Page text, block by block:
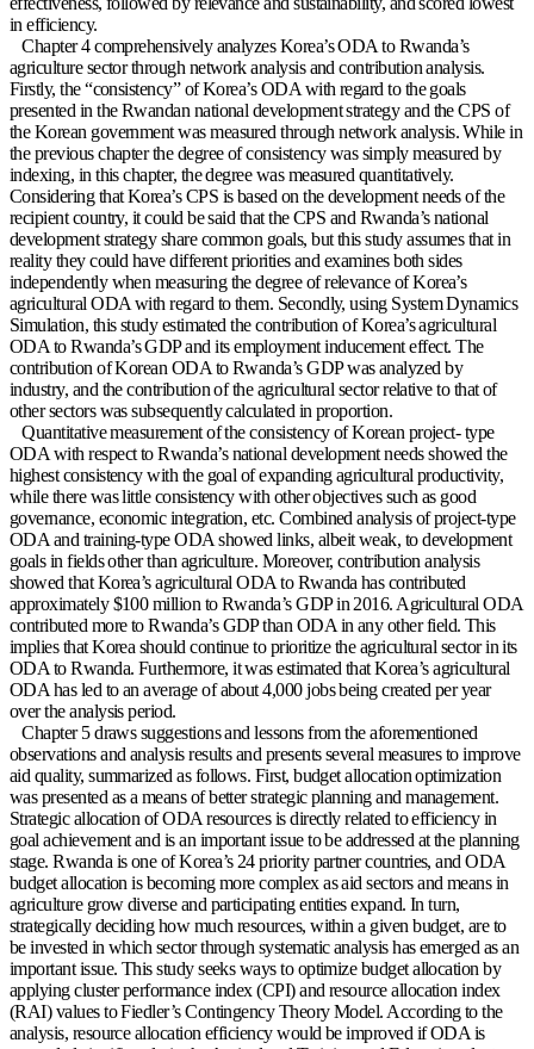
in efficiency.
Chapter 4 comprehensively analyzes Korea’s ODA to Rwanda’s
agriculture sector through network analysis and contribution analysis.
Firstly, the “consistency” of Korea’s ODA with regard to the goals
presented in the Rwandan national development strategy and the CPS of
the Korean government was measured through network analysis. While in
the previous chapter the degree of consistency was simply measured by
indexing, in this chapter, the degree was measured quantitatively.
Considering that Korea’s CPS is based on the development needs of the
recipient country, it could be said that the CPS and Rwanda’s national
development strategy share common goals, but this study assumes that in
reality they could have different priorities and examines both sides
independently when measuring the degree of relevance of Korea’s
agricultural ODA with regard to them. Secondly, using System Dynamics
Simulation, this study estimated the contribution of Korea’s agricultural
ODA to Rwanda’s GDP and its employment inducement effect. The
contribution of Korean ODA to Rwanda’s GDP was analyzed by
industry, and the contribution of the agricultural sector relative to that of
other sectors was subsequently calculated in proportion.
Quantitative measurement of the consistency of Korean project- type
ODA with respect to Rwanda’s national development needs showed the
highest consistency with the goal of expanding agricultural productivity,
while there was little consistency with other objectives such as good
governance, economic integration, etc. Combined analysis of project-type
ODA and training-type ODA showed links, albeit weak, to development
goals in fields other than agriculture. Moreover, contribution analysis
showed that Korea’s agricultural ODA to Rwanda has contributed
approximately $100 million to Rwanda’s GDP in 2016. Agricultural ODA
contributed more to Rwanda’s GDP than ODA in any other field. This
implies that Korea should continue to prioritize the agricultural sector in its
ODA to Rwanda. Furthermore, it was estimated that Korea’s agricultural
ODA has led to an average of about 4,000 jobs being created per year
over the analysis period.
Chapter 5 draws suggestions and lessons from the aforementioned
observations and analysis results and presents several measures to improve
aid quality, summarized as follows. First, budget allocation optimization
was presented as a means of better strategic planning and management.
Strategic allocation of ODA resources is directly related to efficiency in
goal achievement and is an important issue to be addressed at the planning
stage. Rwanda is one of Korea’s 24 priority partner countries, and ODA
budget allocation is becoming more complex as aid sectors and means in
agriculture grow diverse and participating entities expand. In turn,
strategically deciding how much resources, within a given budget, are to
be invested in which sector through systematic analysis has emerged as an
important issue. This study seeks ways to optimize budget allocation by
applying cluster performance index (CPI) and resource allocation index
(RAI) values to Fiedler’s Contingency Theory Model. According to the
analysis, resource allocation efficiency would be improved if ODA is